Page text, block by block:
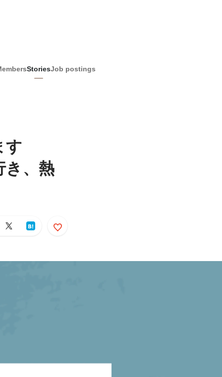
StoriesJob postings
す
き、熱